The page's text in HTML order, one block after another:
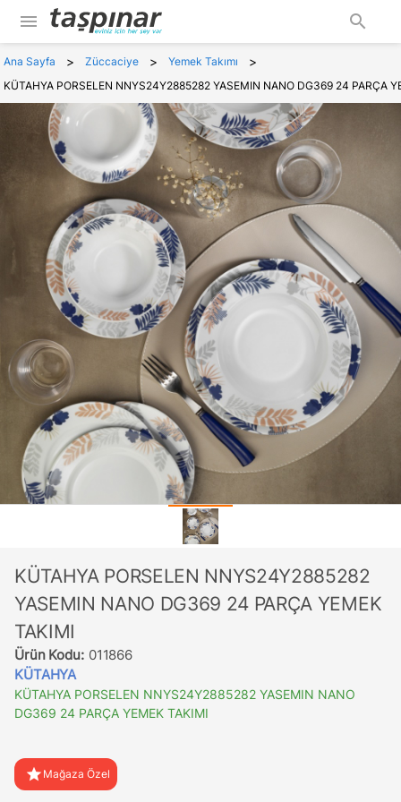
menu search
Ana Sayfa > Züccaciye > Yemek Takımı >
KÜTAHYA PORSELEN NNYS24Y2885282 YASEMIN NANO DG369 24 PARÇA
KÜTAHYA PORSELEN NNYS24Y2885282
YASEMIN NANO DG369 24 PARÇA YEMEK
TAKIMI
Ürün Kodu: 011866
KÜTAHYA
KÜTAHYA PORSELEN NNYS24Y2885282 YASEMIN NANO
DG369 24 PARÇA YEMEK TAKIMI
star Mağaza Özel